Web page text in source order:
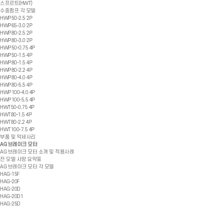
스프르트(HWT)
수중펌프 각 모델
HWP50-2.5 2P
HWP65-3.0 2P
HWP80-2.5 2P
HWP80-3.0 2P
HWP50-0.75 4P
HWP50-1.5 4P
HWP80-1.5 4P
HWP80-2.2 4P
HWP80-4.0 4P
HWP80-5.5 4P
HWP100-4.0 4P
HWP100-5.5 4P
HWT50-0.75 4P
HWT80-1.5 4P
HWT80-2.2 4P
HWT100-7.5 4P
부품 및 악세사리
AG 브레이크 모터
AG 브레이크 모터 소개 및 적용사례
전 모델 사양 요약표
AG 브레이크 모터 각 모델
HAG-15F
HAG-20F
HAG-20D
HAG-20D1
HAG-25D